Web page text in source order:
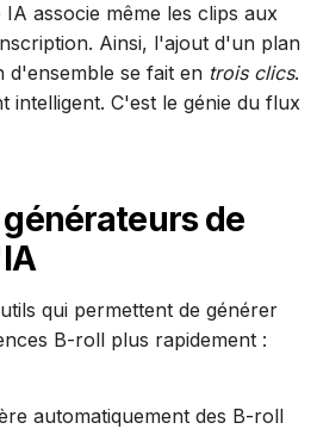
associe même les clips aux
Ainsi, l'ajout d'un plan
se fait en trois clics.
intelligent. C'est le génie du flux
de
qui permettent de générer
B-roll plus rapidement :
automatiquement des B-roll